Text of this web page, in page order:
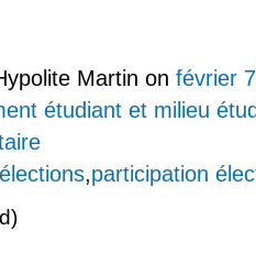
Martin on février
étudiant et milieu
élections,participation